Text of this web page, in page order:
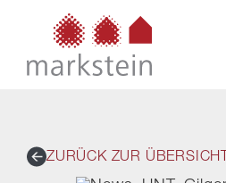
ZURÜCK ZUR ÜBERSICHT